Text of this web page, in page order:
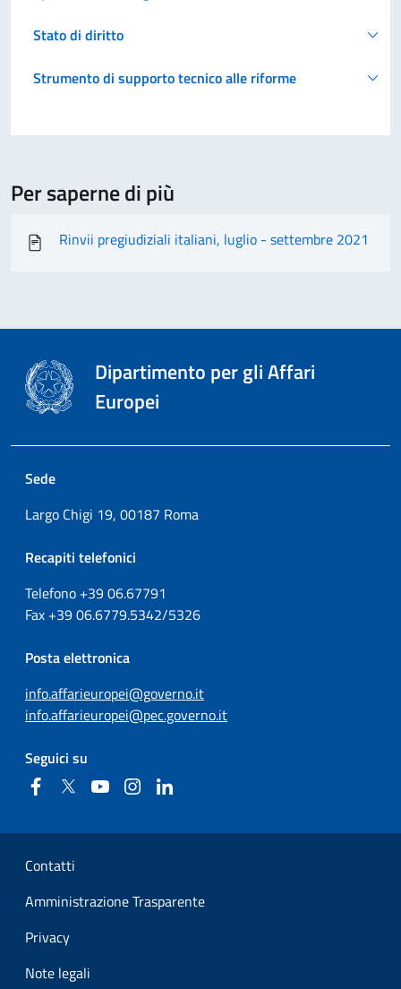
Stato di diritto
Strumento di supporto tecnico alle riforme
Per saperne di più
Rinvii pregiudiziali italiani, luglio - settembre 2021
Dipartimento per gli Affari
Europei
Sede
Largo Chigi 19, 00187 Roma
Recapiti telefonici
Telefono +3906.67791
Fax +3906.6779.5342/5326
Posta elettronica
info.affarieuropei@governo.it
info.affarieuropei@pec.governo.it
Seguici su
FacebookTwitter YouTubeInstagram
Sezione Link Utili
Contatti
Amministrazione Trasparente
Privacy
Note legali